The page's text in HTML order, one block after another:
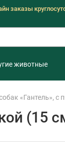
заказы
животные
«Гантель»,
(15